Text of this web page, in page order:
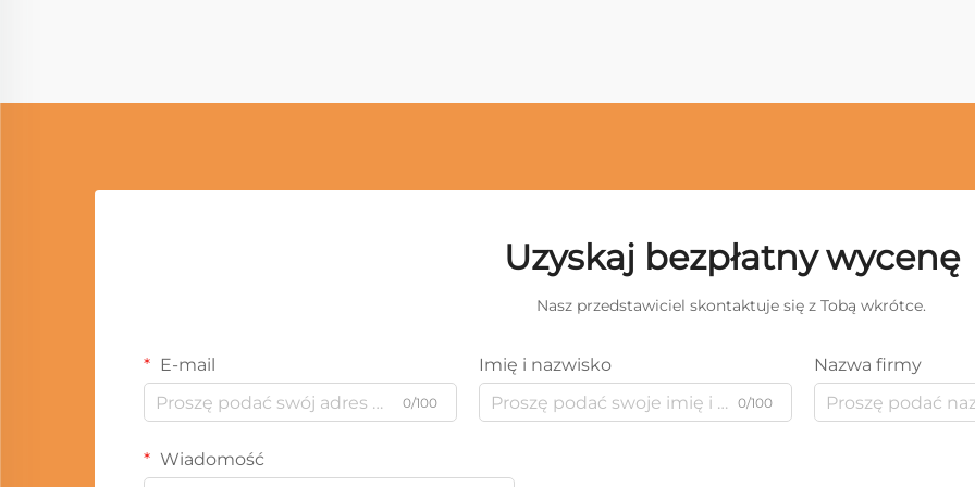
Uzyskaj bezpłatny wycenę
Nasz przedstawiciel skontaktuje się z Tobą wkrótce.
E-mail
0/100
Imię i nazwisko
0/100
Nazwa firmy
Wiadomość